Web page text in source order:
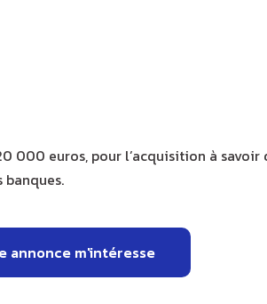
000 euros, pour l’acquisition à savoir
annonce m'intéresse